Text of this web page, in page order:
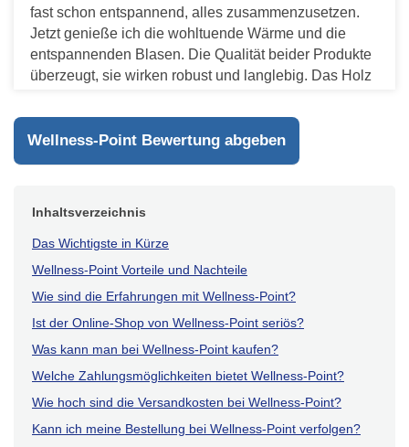
fast schon entspannend, alles zusammenzusetzen.
Jetzt genieße ich die wohltuende Wärme und die
entspannenden Blasen. Die Qualität beider Produkte
überzeugt, sie wirken robust und langlebig. Das Holz
hochwertig an. Alles in allem eine tolle Ergänzung für
mein Zuhause.
Wellness-Point Bewertung abgeben
Inhaltsverzeichnis
Das Wichtigste in Kürze
Wellness-Point Vorteile und Nachteile
Wie sind die Erfahrungen mit Wellness-Point?
Ist der Online-Shop von Wellness-Point seriös?
Was kann man bei Wellness-Point kaufen?
Welche Zahlungsmöglichkeiten bietet Wellness-Point?
Wie hoch sind die Versandkosten bei Wellness-Point?
Kann ich meine Bestellung bei Wellness-Point verfolgen?